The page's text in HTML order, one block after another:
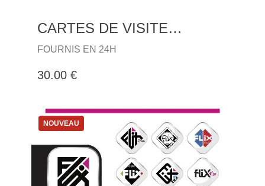
CARTES DE VISITE
EXPRESS
FOURNIS EN 24H
30.00 €
NOUVEAU